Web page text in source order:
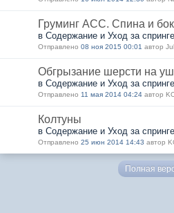
Груминг АСС. Спина и
в Содержание и Уход за
Отправлено 08 ноя 2015 00:01 автор
Обгрызание шерсти на
в Содержание и Уход за
Отправлено 11 мая 2014 04:24 автор
Колтуны
в Содержание и Уход за
Отправлено 25 июн 2014 14:43 автор
Полная